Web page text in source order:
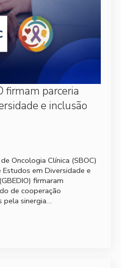
firmam parceria
e inclusão
Oncologia Clínica (SBOC)
em Diversidade e
firmaram
de cooperação
pela sinergia…